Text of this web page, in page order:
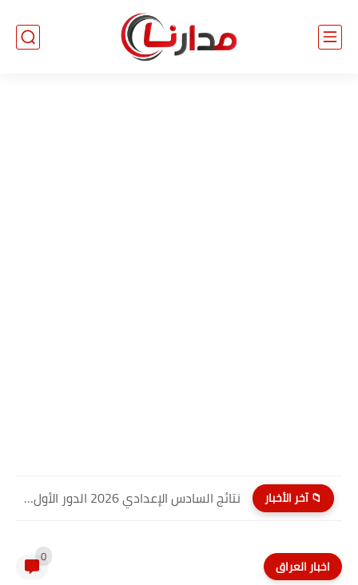
📁 آخر الأخبار نتائج السادس الإعدادي 2026 الدور الأول PDF كربلاء المقدسة| موقع...
اخبار العراق 0